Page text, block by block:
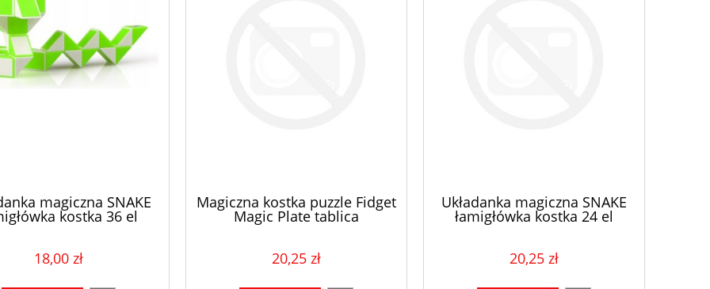
magiczna SNAKE
kostka 36 el
18,00 zł
Magiczna kostka puzzle Fidget
Magic Plate tablica
20,25 zł
Układanka magiczna SNAKE
łamigłówka kostka 24 el
20,25 zł